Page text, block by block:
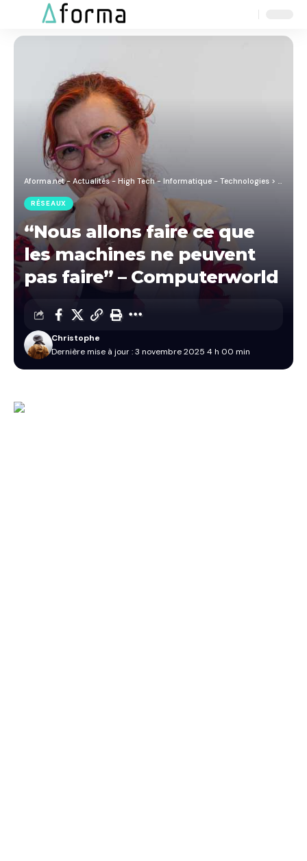
Aforma.net - Actualités - High Tech - Informatique - Technologies > Blog
RÉSEAUX
“Nous allons faire ce que
les machines ne peuvent
pas faire” – Computerworld
Dernière mise à jour : 3 novembre 2025 4 h 00 min
Christophe